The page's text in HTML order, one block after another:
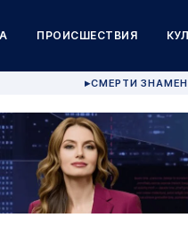
ПРОИСШЕСТВИЯ
▶СМЕРТИ